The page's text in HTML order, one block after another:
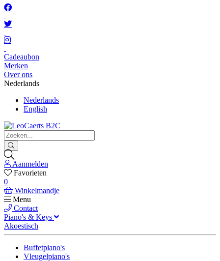
Cadeaubon
Merken
Over ons
Nederlands
Nederlands
English
Aanmelden
Favorieten
0
Winkelmandje
Menu
Contact
Piano's & Keys
Akoestisch
Buffetpiano's
Vleugelpiano's